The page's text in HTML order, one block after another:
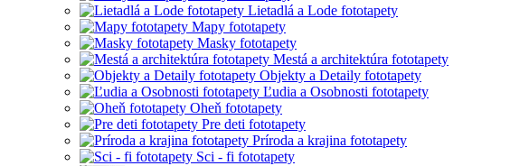
Lietadlá a Lode fototapety
Mapy fototapety
Masky fototapety
Mestá a architektúra fototapety
Objekty a Detaily fototapety
Ľudia a Osobnosti fototapety
Oheň fototapety
Pre deti fototapety
Príroda a krajina fototapety
Sci - fi fototapety